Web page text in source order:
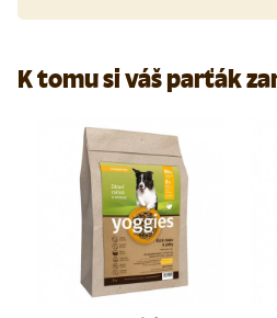
K tomu si váš parťák